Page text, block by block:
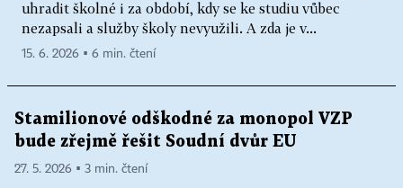
uhradit školné i za období, kdy se ke studiu vůbec
nezapsali a služby školy nevyužili. A zda je v...
15. 6. 2026 ▪ 6 min. čtení
Stamilionové odškodné za monopol VZP
bude zřejmě řešit Soudní dvůr EU
27. 5. 2026 ▪ 3 min. čtení